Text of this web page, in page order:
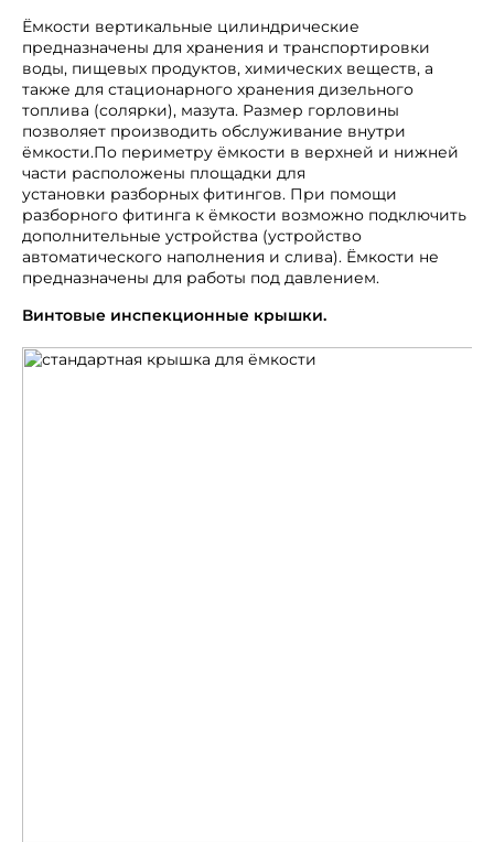
Ёмкости вертикальные цилиндрические
предназначены для хранения и транспортировки
воды, пищевых продуктов, химических веществ, а
также для стационарного хранения дизельного
топлива (солярки), мазута. Размер горловины
позволяет производить обслуживание внутри
ёмкости.По периметру ёмкости в верхней и нижней
части расположены площадки для
установки разборных фитингов. При помощи
разборного фитинга к ёмкости возможно подключить
дополнительные устройства (устройство
автоматического наполнения и слива). Ёмкости не
предназначены для работы под давлением.
Винтовые инспекционные крышки.